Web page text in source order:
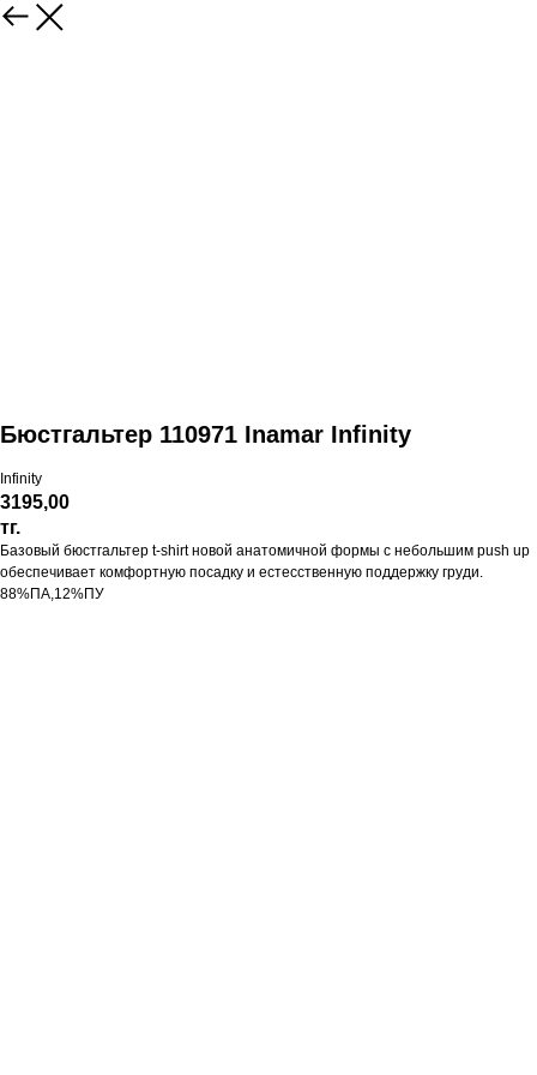
Бюстгальтер 110971 Inamar Infinity
Infinity
3195,00
тг.
Базовый бюстгальтер t-shirt новой анатомичной формы с небольшим push up
обеспечивает комфортную посадку и естесственную поддержку груди.
88%ПА,12%ПУ